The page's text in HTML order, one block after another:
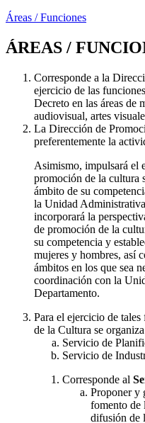
Áreas / Funciones
ÁREAS /
Corresponde a la
ejercicio de las
Decreto en las áreas de
audiovisual, artes
La Dirección de
preferentemente la
Asimismo, impulsará el
promoción de la cultura
ámbito de su
la Unidad
incorporará la
de promoción de la
su competencia y
mujeres y hombres, así
ámbitos en los que sea
coordinación con la
Departamento.
Para el ejercicio de
de la Cultura se
Servicio de
Servicio de
Corresponde al
Proponer y
fomento de
difusión de